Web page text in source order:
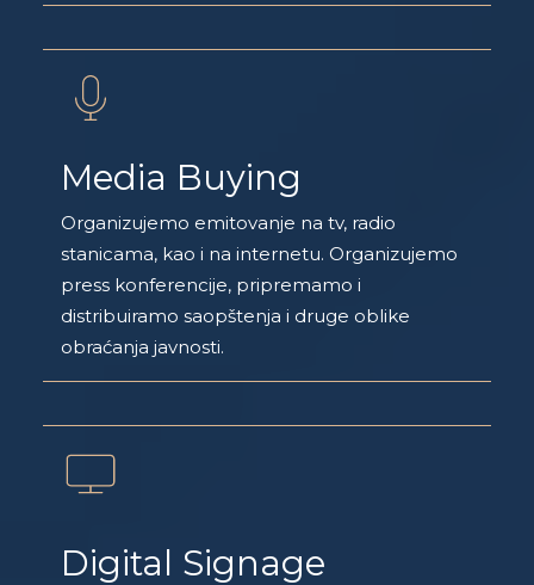
Media Buying
Organizujemo emitovanje na tv, radio
stanicama, kao i na internetu. Organizujemo
press konferencije, pripremamo i
distribuiramo saopštenja i druge oblike
obraćanja javnosti.
Digital Signage